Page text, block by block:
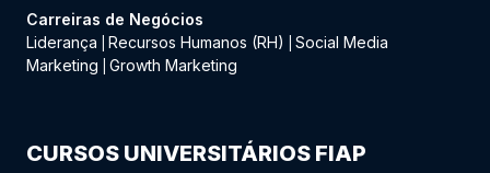
Carreiras de Negócios
Liderança
Recursos Humanos (RH)
Social Media
Marketing
Growth Marketing
CURSOS UNIVERSITÁRIOS FIAP